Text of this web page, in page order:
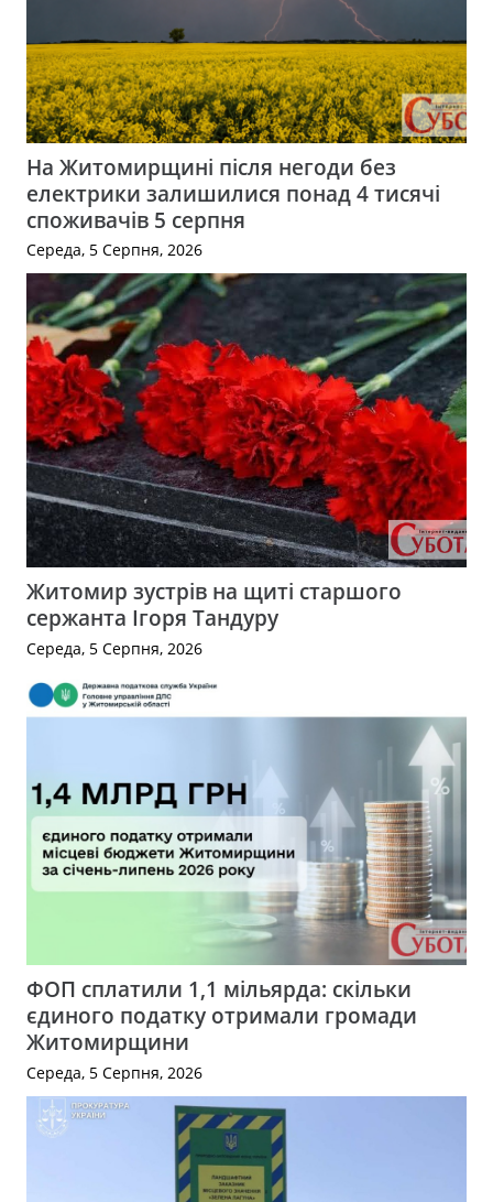
На Житомирщині після негоди без
електрики залишилися понад 4 тисячі
споживачів 5 серпня
Середа, 5 Серпня, 2026
Житомир зустрів на щиті старшого
сержанта Ігоря Тандуру
Середа, 5 Серпня, 2026
ФОП сплатили 1,1 мільярда: скільки
єдиного податку отримали громади
Житомирщини
Середа, 5 Серпня, 2026